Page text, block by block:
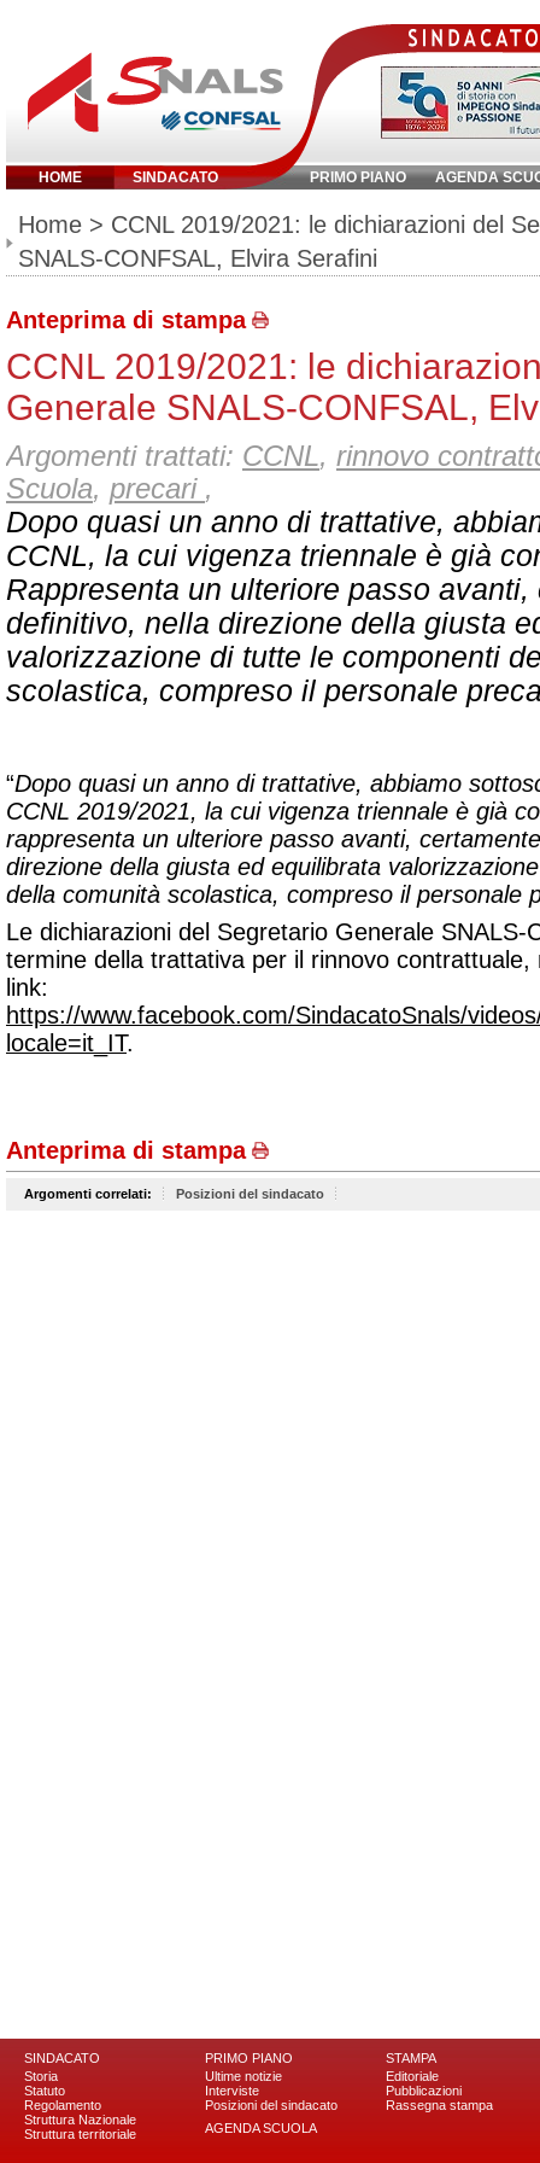
HOME SINDACATO PRIMO PIANO AGENDA
Inserisci parola chiave:
Home > CCNL 2019/2021: le dichiarazioni del
SNALS-CONFSAL, Elvira Serafini
Anteprima di stampa
CCNL 2019/2021: le
Generale SNALS-CONFSAL,
Argomenti trattati: CCNL, rinnovo
Scuola, precari ,
Dopo quasi un anno di trattative,
CCNL, la cui vigenza triennale è già
Rappresenta un ulteriore passo avanti,
definitivo, nella direzione della giusta
valorizzazione di tutte le componenti
scolastica, compreso il personale
“Dopo quasi un anno di trattative, abbiamo
CCNL 2019/2021, la cui vigenza triennale è già
rappresenta un ulteriore passo avanti,
direzione della giusta ed equilibrata
della comunità scolastica, compreso il personale
Le dichiarazioni del Segretario Generale SNALS-
termine della trattativa per il rinnovo contrattuale,
link:
https://www.facebook.com/SindacatoSnals/
locale=it_IT.
Anteprima di stampa
Argomenti correlati: Posizioni del sindacato
SINDACATO
Storia
Statuto
Regolamento
Struttura Nazionale
Struttura territoriale
PRIMO PIANO
Ultime notizie
Interviste
Posizioni del sindacato
AGENDA SCUOLA
STAMPA
Editoriale
Pubblicazioni
Rassegna stampa